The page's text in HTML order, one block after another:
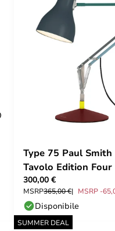
Type 75 Paul Smith
Tavolo Edition
300,00 €
MSRP365,00 € MSRP -
Disponibile
SUMMER DEAL